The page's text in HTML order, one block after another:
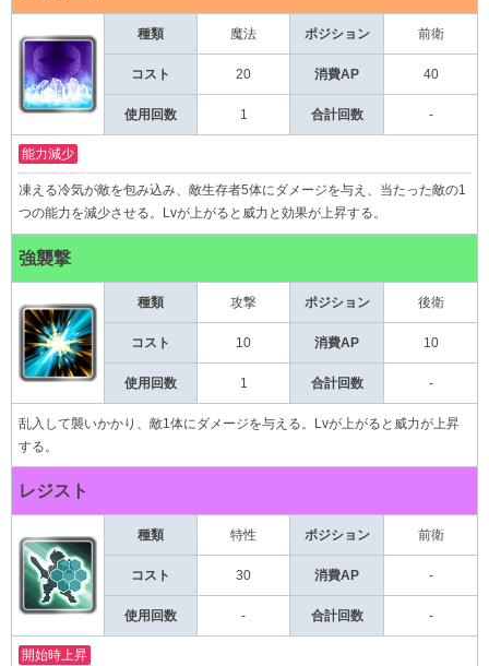
種類 魔法 ポジション 前衛
コスト 20 消費AP 40
使用回数 1 合計回数 -
能力減少
凍える冷気が敵を包み込み、敵生存者5体にダメージを与え、当たった敵の1
つの能力を減少させる。Lvが上がると威力と効果が上昇する。
強襲撃
種類 攻撃 ポジション 後衛
コスト 10 消費AP 10
使用回数 1 合計回数 -
乱入して襲いかかり、敵1体にダメージを与える。Lvが上がると威力が上昇
する。
レジスト
種類 特性 ポジション 前衛
コスト 30 消費AP -
使用回数 - 合計回数 -
開始時上昇